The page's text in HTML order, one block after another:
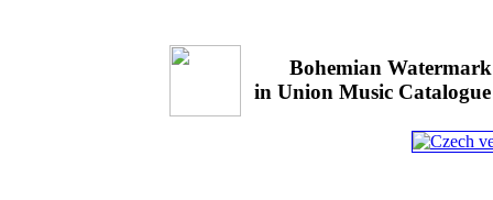
Bohemian Watermark
in Union Music